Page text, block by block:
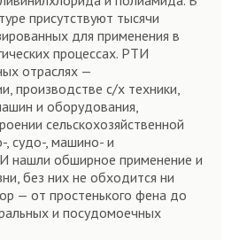
присутствуют тысячи
для применения в
процессах. РТИ
отраслях —
производстве с/х техники,
и оборудования,
сельскохозяйственной
, судо-, машино- и
нашли обширное применение и
без них не обходится ни
— от простенького фена до
и посудомоечных